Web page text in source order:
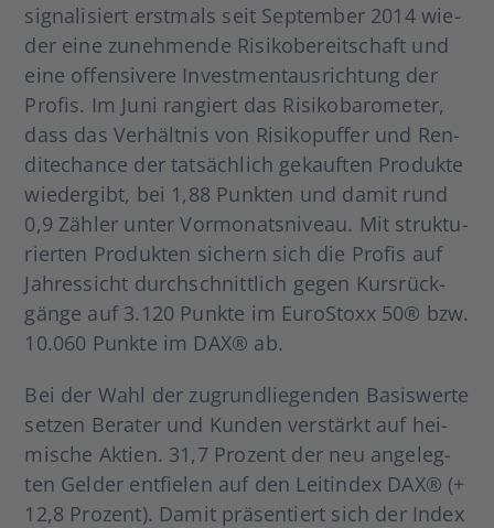
signa­li­siert erst­mals seit Sep­tem­ber 2014 wie­
der eine zuneh­men­de Risi­ko­be­reit­schaft und
eine offen­si­ve­re Invest­ment­aus­rich­tung der
Pro­fis. Im Juni ran­giert das Risi­ko­ba­ro­me­ter,
dass das Ver­hält­nis von Risi­ko­puf­fer und Ren­
di­te­chan­ce der tat­säch­lich gekauf­ten Pro­duk­te
wie­der­gibt, bei 1,88 Punk­ten und damit rund
0,9 Zäh­ler unter Vor­mo­nats­ni­veau. Mit struk­tu­
rier­ten Pro­duk­ten sichern sich die Pro­fis auf
Jah­res­sicht durch­schnitt­lich gegen Kurs­rück­
gän­ge auf 3.120 Punk­te im Euro­S­to­xx 50® bzw.
10.060 Punk­te im DAX® ab.
Bei der Wahl der zugrund­lie­gen­den Basis­wer­te
set­zen Bera­ter und Kun­den ver­stärkt auf hei­
mi­sche Akti­en. 31,7 Pro­zent der neu ange­leg­
ten Gel­der ent­fie­len auf den Leit­in­dex DAX® (+
12,8 Pro­zent). Damit prä­sen­tiert sich der Index